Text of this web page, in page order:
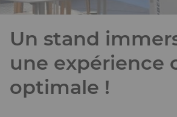
Un stand
une expérience
optimale !